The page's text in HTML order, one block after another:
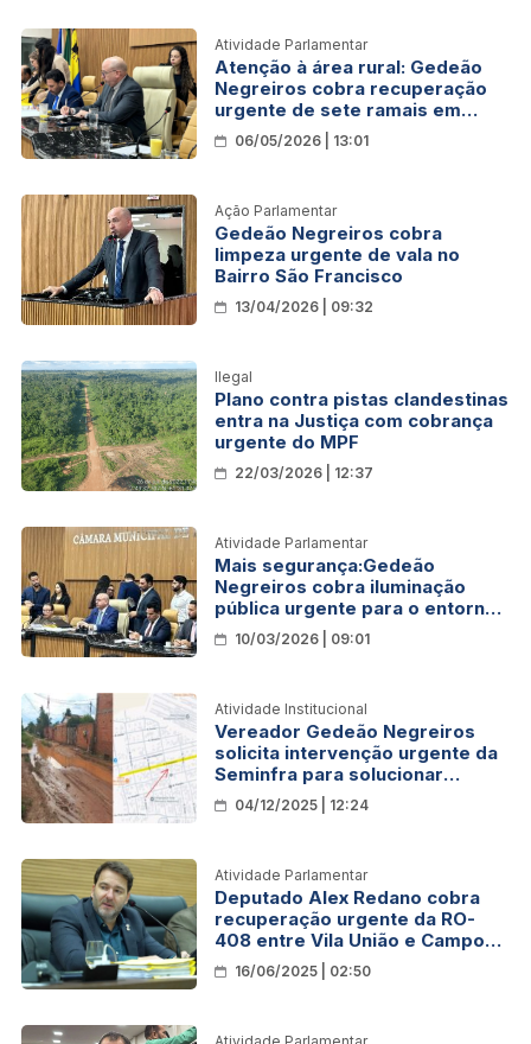
Atividade Parlamentar
Atenção à área rural: Gedeão
Negreiros cobra recuperação
urgente de sete ramais em
Porto Velho
06/05/2026 | 13:01
Ação Parlamentar
Gedeão Negreiros cobra
limpeza urgente de vala no
Bairro São Francisco
13/04/2026 | 09:32
Ilegal
Plano contra pistas clandestinas
entra na Justiça com cobrança
urgente do MPF
22/03/2026 | 12:37
Atividade Parlamentar
Mais segurança:Gedeão
Negreiros cobra iluminação
pública urgente para o entorno
de escola no bairro Lagoinha
10/03/2026 | 09:01
Atividade Institucional
Vereador Gedeão Negreiros
solicita intervenção urgente da
Seminfra para solucionar
problemas de drenagem no
Bairro Planalto
04/12/2025 | 12:24
Atividade Parlamentar
Deputado Alex Redano cobra
recuperação urgente da RO-
408 entre Vila União e Campo
Novo de Rondônia
16/06/2025 | 02:50